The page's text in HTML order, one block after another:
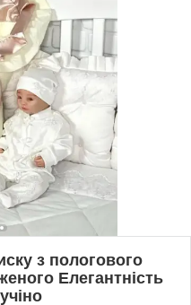
з пологового
Елегантність